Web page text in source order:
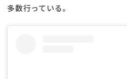
多数行っている。